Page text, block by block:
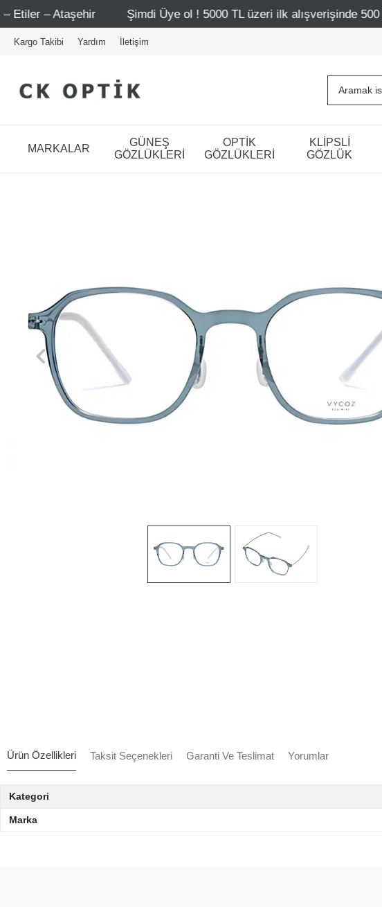
Şimdi Üye ol ! 5000 TL üzeri ilk alışverişinde 500 TL indirim
Kargo Takibi Yardım İletişim
MARKALAR
GÜNEŞ
GÖZLÜKLERİ
OPTİK
GÖZLÜKLERİ
KLİPSLİ
GÖZLÜK
Ürün Özellikleri Taksit Seçenekleri Garanti Ve Teslimat Yorumlar
Kategori
Marka